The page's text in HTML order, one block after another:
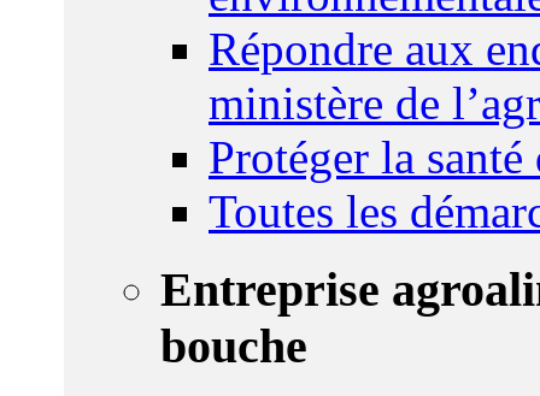
Répondre aux
ministère de
Protéger la
Toutes les
Entreprise
bouche